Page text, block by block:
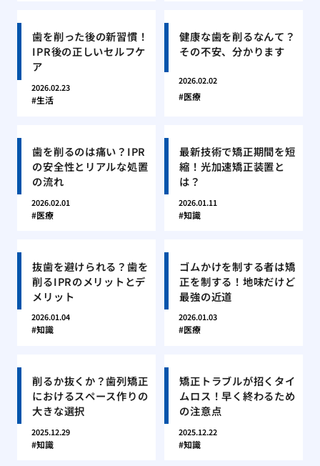
歯を削った後の新習慣！
IPR後の正しいセルフケ
ア
2026.02.23
生活
健康な歯を削るなんて？
その不安、分かります
2026.02.02
医療
歯を削るのは痛い？IPR
の安全性とリアルな処置
の流れ
2026.02.01
医療
最新技術で矯正期間を短
縮！光加速矯正装置と
は？
2026.01.11
知識
抜歯を避けられる？歯を
削るIPRのメリットとデ
メリット
2026.01.04
知識
ゴムかけを制する者は矯
正を制する！地味だけど
最強の近道
2026.01.03
医療
削るか抜くか？歯列矯正
におけるスペース作りの
大きな選択
2025.12.29
知識
矯正トラブルが招くタイ
ムロス！早く終わるため
の注意点
2025.12.22
知識